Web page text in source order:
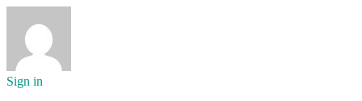
Sign in